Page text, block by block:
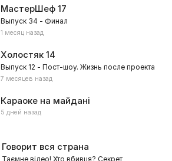
МастерШеф17
Выпуск 34 - Финал
1 месяц назад
Холостяк14
Выпуск 12 - Пост-шоу. Жизнь после проекта
7 месяцев назад
Караоке на майдані
5 дней назад
Говорит вся страна
Таємне відео! Хто вбивця? Секрет